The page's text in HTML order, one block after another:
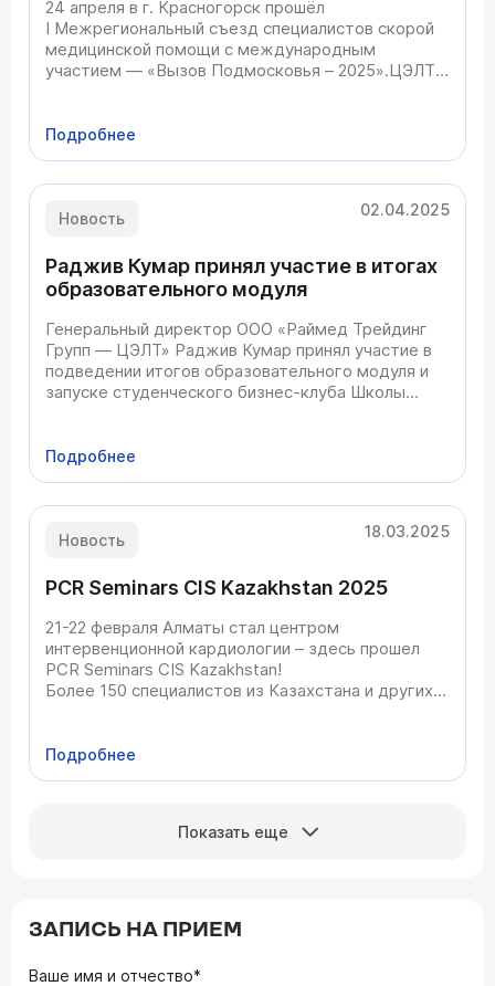
24 апреля в г. Красногорск прошёл
I Межрегиональный съезд специалистов скорой
медицинской помощи с международным
участием — «Вызов Подмосковья – 2025».ЦЭЛТ с
Михайлович — сердечно-сосудистый хирург,
Подробнее
Новость 02.04.2025
Раджив Кумар принял участие в итогах
образовательного модуля
Генеральный директор ООО «Раймед Трейдинг
Групп — ЦЭЛТ» Раджив Кумар принял участие в
подведении итогов образовательного модуля и
запуске студенческого бизнес-клуба Школы
московских вузов.
Подробнее
Новость 18.03.2025
PCR Seminars CIS Kazakhstan 2025
21-22 февраля Алматы стал центром
интервенционной кардиологии – здесь прошел
PCR Seminars CIS Kazakhstan!
Более 150 специалистов из Казахстана и других
клинические случаи и узнать о новейших
Подробнее
Показать еще
ЗАПИСЬ НА ПРИЕМ
Ваше имя и отчество*